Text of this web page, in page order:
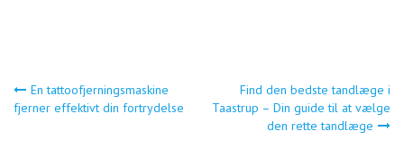
Indlægsnavigation
En tattoofjerningsmaskine
fjerner effektivt din fortrydelse
Find den bedste tandlæge i
Taastrup – Din guide til at vælge
den rette tandlæge